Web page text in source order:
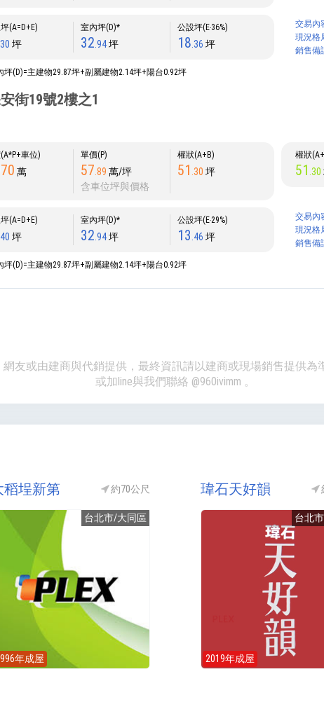
(A=D+E)
.30 坪
室內坪(D)*
32 .94坪
公設坪(E‧36%)
18 .36 坪
坪(D)=主建物29.87坪+副屬建物2.14坪+陽台0.92坪
交易內
現況格
銷售備
街19號2樓之1
車位)
萬
單價(P)
57 .89 萬/坪
含車位坪與價格
權狀(A+B)
51 .30 坪
權狀
51 .30
(A=D+E)
.40 坪
室內坪(D)*
32 .94坪
公設坪(E‧29%)
13 .46 坪
坪(D)=主建物29.87坪+副屬建物2.14坪+陽台0.92坪
交易內
現況格
銷售備
友或由建商與代銷提供，最終資訊請以建商或現場銷售提供為
或加line與我們聯絡 @960ivimm 。
稻埕新第 約70公尺
台北市/大同區
年成屋
瑋石天好韻
台北
2019年成屋